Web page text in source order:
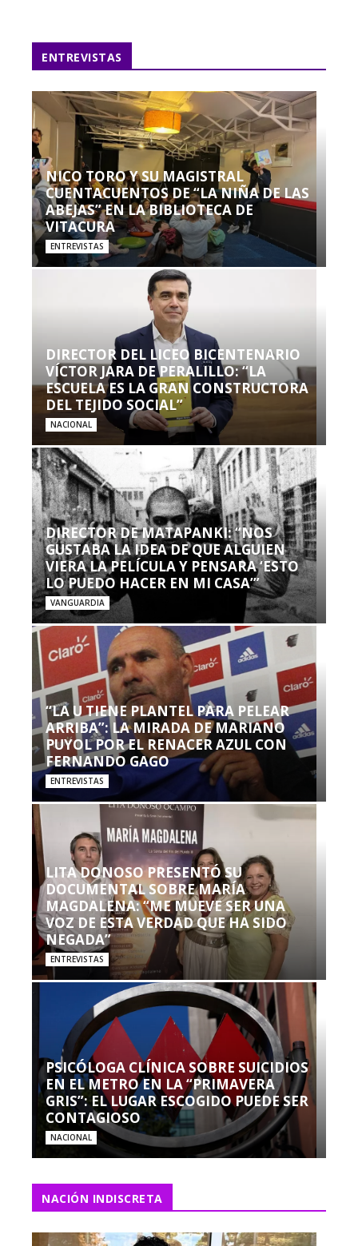
ENTREVISTAS
NICO TORO Y SU MAGISTRAL
CUENTACUENTOS DE “LA NIÑA DE LAS
ABEJAS” EN LA BIBLIOTECA DE
VITACURA
ENTREVISTAS
DIRECTOR DEL LICEO BICENTENARIO
VÍCTOR JARA DE PERALILLO: “LA
ESCUELA ES LA GRAN CONSTRUCTORA
DEL TEJIDO SOCIAL”
NACIONAL
DIRECTOR DE MATAPANKI: “NOS
GUSTABA LA IDEA DE QUE ALGUIEN
VIERA LA PELÍCULA Y PENSARA ‘ESTO
LO PUEDO HACER EN MI CASA’”
VANGUARDIA
“LA U TIENE PLANTEL PARA PELEAR
ARRIBA”: LA MIRADA DE MARIANO
PUYOL POR EL RENACER AZUL CON
FERNANDO GAGO
ENTREVISTAS
LITA DONOSO PRESENTÓ SU
DOCUMENTAL SOBRE MARÍA
MAGDALENA: “ME MUEVE SER UNA
VOZ DE ESTA VERDAD QUE HA SIDO
NEGADA”
ENTREVISTAS
PSICÓLOGA CLÍNICA SOBRE SUICIDIOS
EN EL METRO EN LA “PRIMAVERA
GRIS”: EL LUGAR ESCOGIDO PUEDE SER
CONTAGIOSO
NACIONAL
NACIÓN INDISCRETA